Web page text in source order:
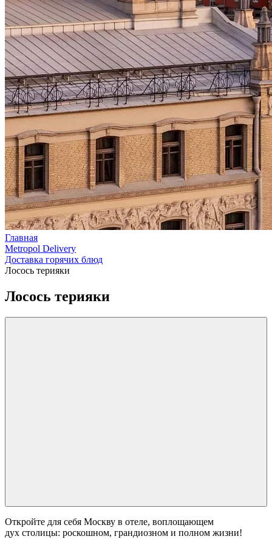
Главная
Metropol Delivery
Доставка горячих блюд
Лосось терияки
Лосось терияки
Откройте для себя Москву в отеле, воплощающем
дух столицы: роскошном, грандиозном и полном жизни!